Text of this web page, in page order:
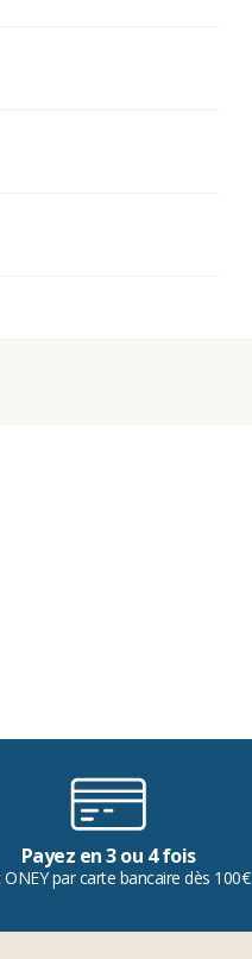
Payez en 3 ou 4 fois
ONEY par carte bancaire dès 100€